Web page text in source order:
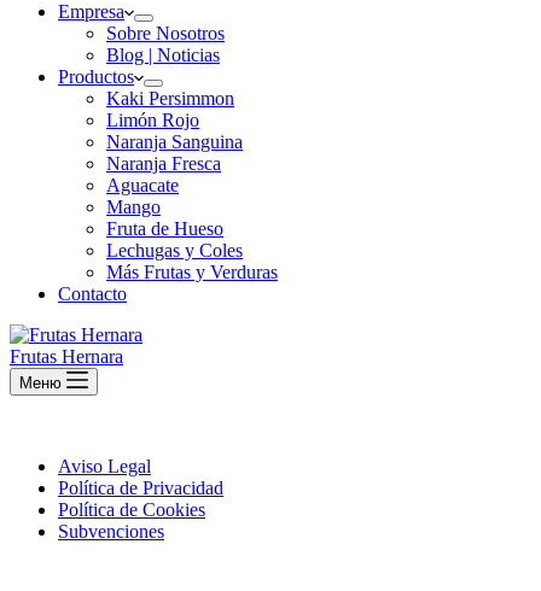
Empresa
Sobre Nosotros
Blog | Noticias
Productos
Kaki Persimmon
Limón Rojo
Naranja Sanguina
Naranja Fresca
Aguacate
Mango
Fruta de Hueso
Lechugas y Coles
Más Frutas y Verduras
Contacto
Frutas Hernara
Меню
Aviso Legal
Política de Privacidad
Política de Cookies
Subvenciones